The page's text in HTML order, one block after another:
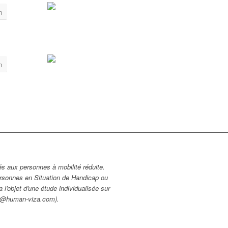
aux personnes à mobilité réduite.
en Situation de Handicap ou
d'une étude individualisée sur
viza.com).